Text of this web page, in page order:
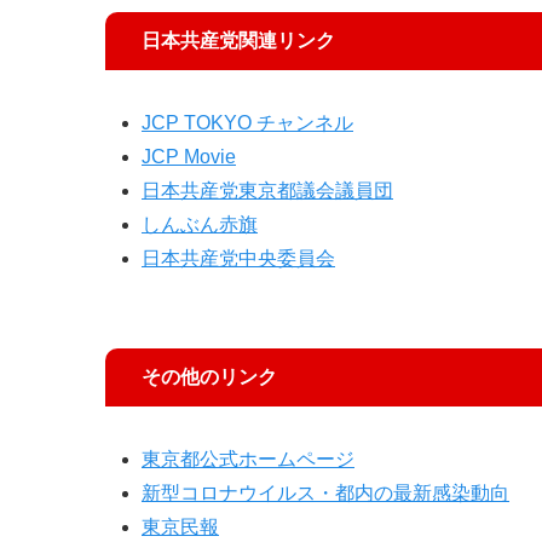
日本共産党関連リンク
JCP TOKYO チャンネル
JCP Movie
日本共産党東京都議会議員団
しんぶん赤旗
日本共産党中央委員会
その他のリンク
東京都公式ホームページ
新型コロナウイルス・都内の最新感染動向
東京民報